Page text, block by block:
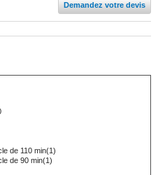
Demandez votre devis
de 110 min(1)
de 90 min(1)